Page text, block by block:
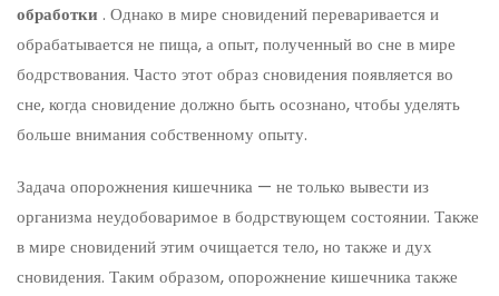
обработки . Однако в мире сновидений переваривается и
обрабатывается не пища, а опыт, полученный во сне в мире
бодрствования. Часто этот образ сновидения появляется во
сне, когда сновидение должно быть осознано, чтобы уделять
больше внимания собственному опыту.
Задача опорожнения кишечника — не только вывести из
организма неудобоваримое в бодрствующем состоянии. Также
в мире сновидений этим очищается тело, но также и дух
сновидения. Таким образом, опорожнение кишечника также